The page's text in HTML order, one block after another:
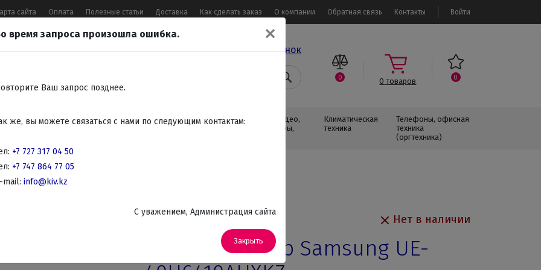
Войти
сайта Оплата Полезные статьи Доставка Как сделать заказ О компании Обратная связь Контакты
04 50 Заказать звонок
0 0 товаров 0
Встраиваемая
бытовая
Крупно
Мелко
Красота,
Аудио, Видео,
Телевизоры,
Климатическая
техника
Телефоны, офисная
техника
(оргтехника)
Артикул: UE-40H6410AUXKZ Нет в наличии
LED-телевизор Samsung UE-
✕
время запроса произошла ошибка.
Ваш запрос позднее.
же, вы можете связаться с нами по следующим контактам:
+7 727 317 04 50
+7 747 864 77 05
mail: info@kiv.kz
C уважением, Администрация сайта
Закрыть